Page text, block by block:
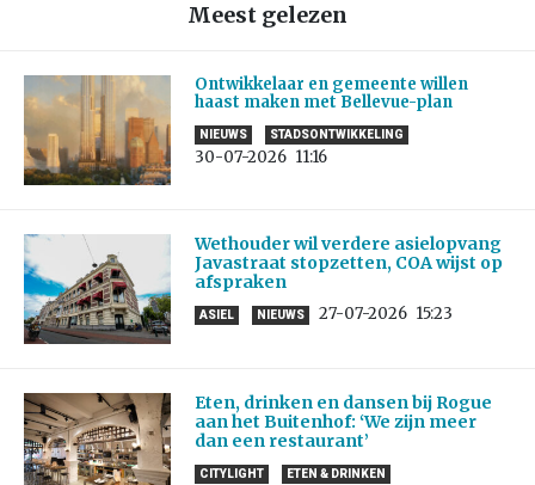
Meest gelezen
Ontwikkelaar en gemeente willen
haast maken met Bellevue-plan
NIEUWS STADSONTWIKKELING
30-07-2026 11:16
Wethouder wil verdere asielopvang
Javastraat stopzetten, COA wijst op
afspraken
ASIEL NIEUWS 27-07-2026 15:23
Eten, drinken en dansen bij Rogue
aan het Buitenhof: ‘We zijn meer
dan een restaurant’
CITYLIGHT ETEN & DRINKEN